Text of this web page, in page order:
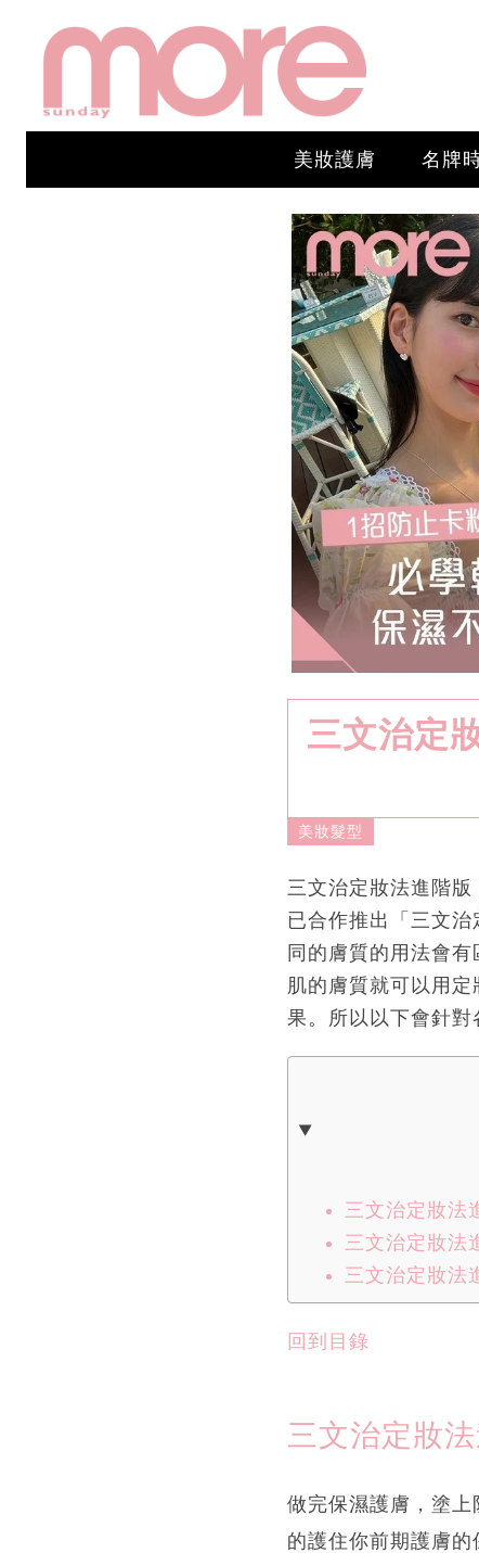
美妝護膚 名牌
三文治定
美妝髮型
三文治定妝法進階版
已合作推出「三文
同的膚質的用法會
肌的膚質就可以用
果。所以以下會針對
三文治定妝法
三文治定妝法
三文治定妝法
回到目錄
三文治定妝
做完保濕護膚，塗
的護住你前期護膚